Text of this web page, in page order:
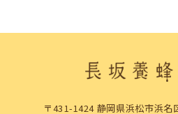
〒431-1424 静岡県浜松市浜名